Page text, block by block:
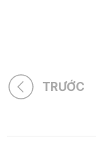
TRƯỚC